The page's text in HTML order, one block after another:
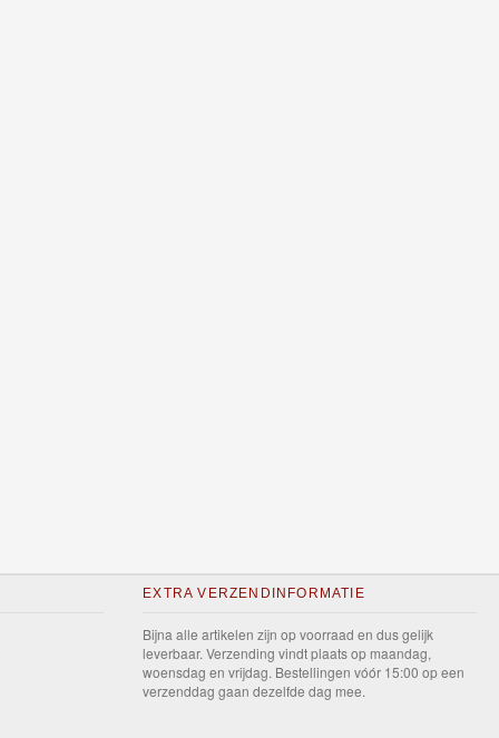
EXTRA VERZENDINFORMATIE
Bijna alle artikelen zijn op voorraad en dus gelijk
leverbaar. Verzending vindt plaats op maandag,
woensdag en vrijdag. Bestellingen vóór 15:00 op een
verzenddag gaan dezelfde dag mee.